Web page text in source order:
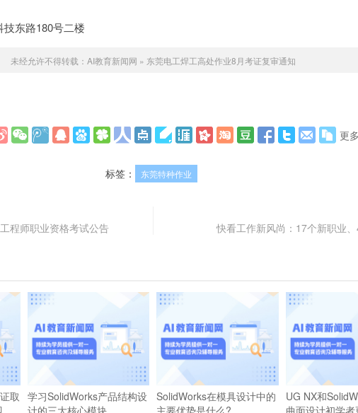
东路180号二楼
未经允许不得转载： AI教育新闻网 » 东莞电工焊工高处作业8月考证复审通知
更多
标签： 东莞特种作业
程师职业资格考试公告
快看工作新风尚：17个新职业
取
学习SolidWorks产品结构设
计的三大核心模块
SolidWorks在模具设计中的
主要优势是什么?
UG NX和
曲面设计初学者